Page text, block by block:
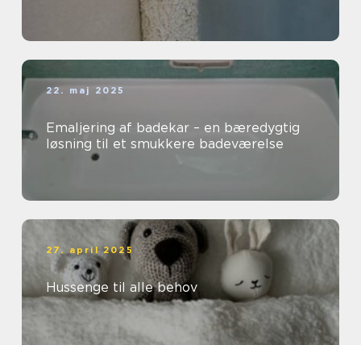
22. maj 2025
Emaljering af badekar – en bæredygtig
løsning til et smukkere badeværelse
27. april 2025
Hussenge til alle behov